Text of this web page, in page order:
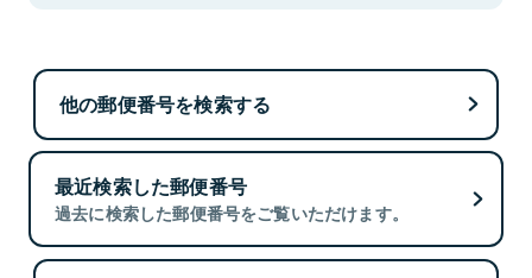
他の郵便番号を検索する
最近検索した郵便番号
過去に検索した郵便番号をご覧いただけます。